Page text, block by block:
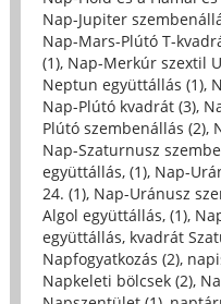
Nap-Jupiter
Nap-Mars-Plútó T-
(1), Nap-Merkúr szextil
Neptun együttállás (1),
Nap-Plútó kvadrát (3),
Plútó szembenállás (2),
Nap-Szaturnusz
együttállás, (1), Nap-
24. (1), Nap-Uránusz
Algol együttállás, (1),
együttállás, kvadrát
Napfogyatkozás (2),
Napkeleti bölcsek (2),